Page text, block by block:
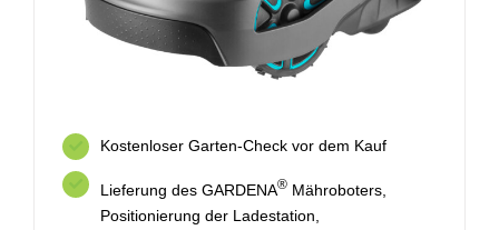
Kostenloser Garten-Check vor dem Kauf
Lieferung des GARDENA®Mähroboters,
Positionierung der Ladestation,